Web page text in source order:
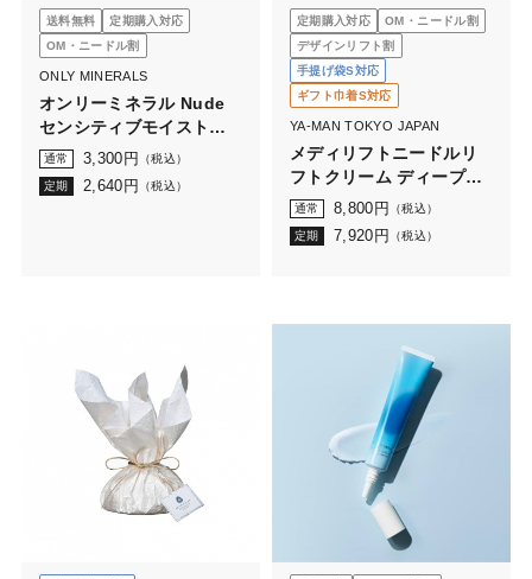
送料無料
定期購入対応
OM・ニードル割
ONLY MINERALS
オンリーミネラル Nude
センシティブモイストロ
ーション＜詰替用＞
140mL（ボトルなし）
通常 3,300 円 （税込）
定期 2,640 円 （税込）
定期購入対応
OM・ニードル割
デザインリフト割
手提げ袋S対応
ギフト巾着S対応
YA-MAN TOKYO JAPAN
メディリフトニードルリ
フトクリーム ディープモ
イスト
通常 8,800 円 （税込）
定期 7,920 円 （税込）